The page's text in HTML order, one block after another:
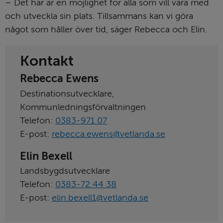
– Det här är en möjlighet för alla som vill vara med
och utveckla sin plats. Tillsammans kan vi göra
något som håller över tid, säger Rebecca och Elin.
Kontakt
Rebecca Ewens
Destinationsutvecklare,
Kommunledningsförvaltningen
Telefon: 0383-971 07
E-post: rebecca.ewens@vetlanda.se
Elin Bexell
Landsbygdsutvecklare
Telefon: 0383-72 44 38
E-post: elin.bexell1@vetlanda.se